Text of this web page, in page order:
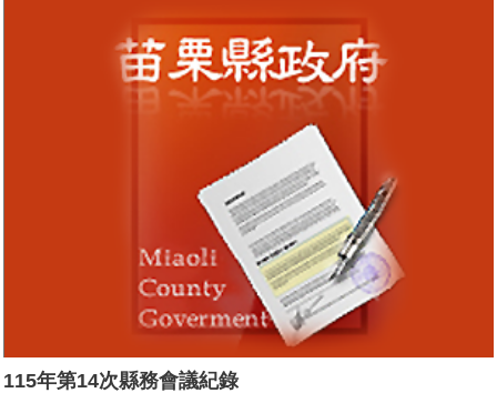
115年第14次縣務會議紀錄